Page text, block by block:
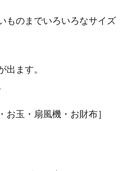
ものまでいろいろなサイズ
出ます。
お玉・扇風機・お財布］